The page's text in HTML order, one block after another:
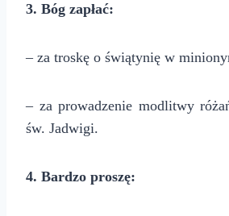
3. Bóg zapłać:
– za troskę o świątynię w
– za prowadzenie modlitwy
św. Jadwigi.
4. Bardzo proszę: